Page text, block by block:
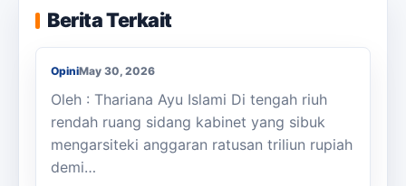
Berita Terkait
Pesta “Makan Gratis” Saat Rupiah Krisis:
“Rem Moneter” vs “Gas Fiskal”
OpiniMay 30, 2026
Oleh : Thariana Ayu Islami Di tengah riuh
rendah ruang sidang kabinet yang sibuk
mengarsiteki anggaran ratusan triliun rupiah
demi…
Suara dari Desa: Benarkah Kami Tidak